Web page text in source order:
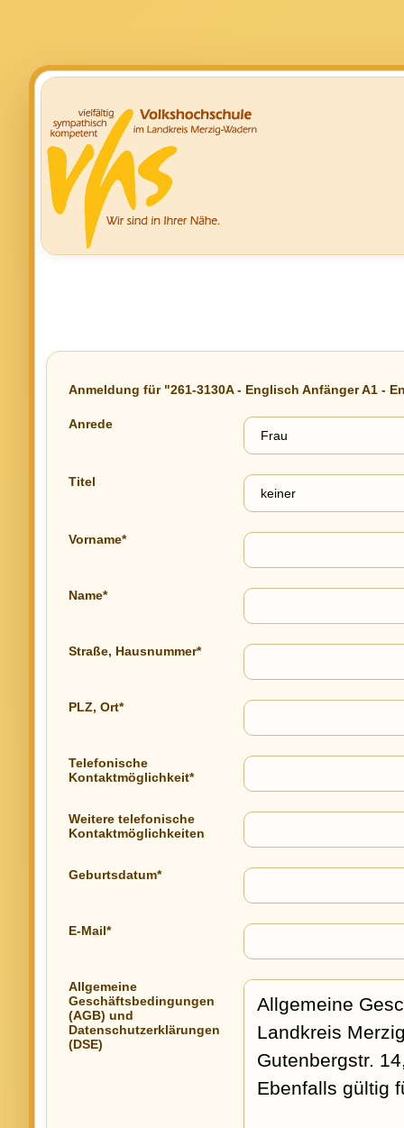
Anmeldung für "261-3130A - Englisch Anfänger A1 -
Anrede
Titel
Vorname*
Name*
Straße, Hausnummer*
PLZ, Ort*
Telefonische
Kontaktmöglichkeit*
Weitere telefonische
Kontaktmöglichkeiten
Geburtsdatum*
E-Mail*
Allgemeine
Geschäftsbedingungen
(AGB) und
Datenschutzerklärungen
(DSE)